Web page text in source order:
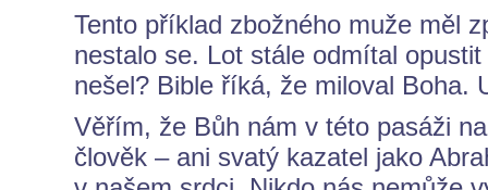
Tento příklad zbožného muže měl
nestalo se. Lot stále odmítal
nešel? Bible říká, že miloval Boha.
Věřím, že Bůh nám v této pasáži
člověk – ani svatý kazatel jako